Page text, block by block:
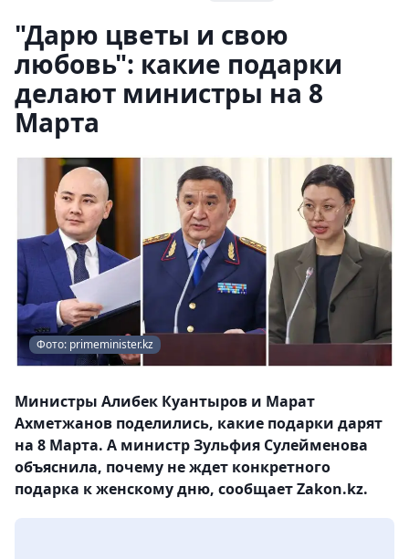
"Дарю цветы и свою
любовь": какие подарки
делают министры на 8
Марта
Фото: primeminister.kz
Министры Алибек Куантыров и Марат
Ахметжанов поделились, какие подарки дарят
на 8 Марта. А министр Зульфия Сулейменова
объяснила, почему не ждет конкретного
подарка к женскому дню, сообщает Zakon.kz.